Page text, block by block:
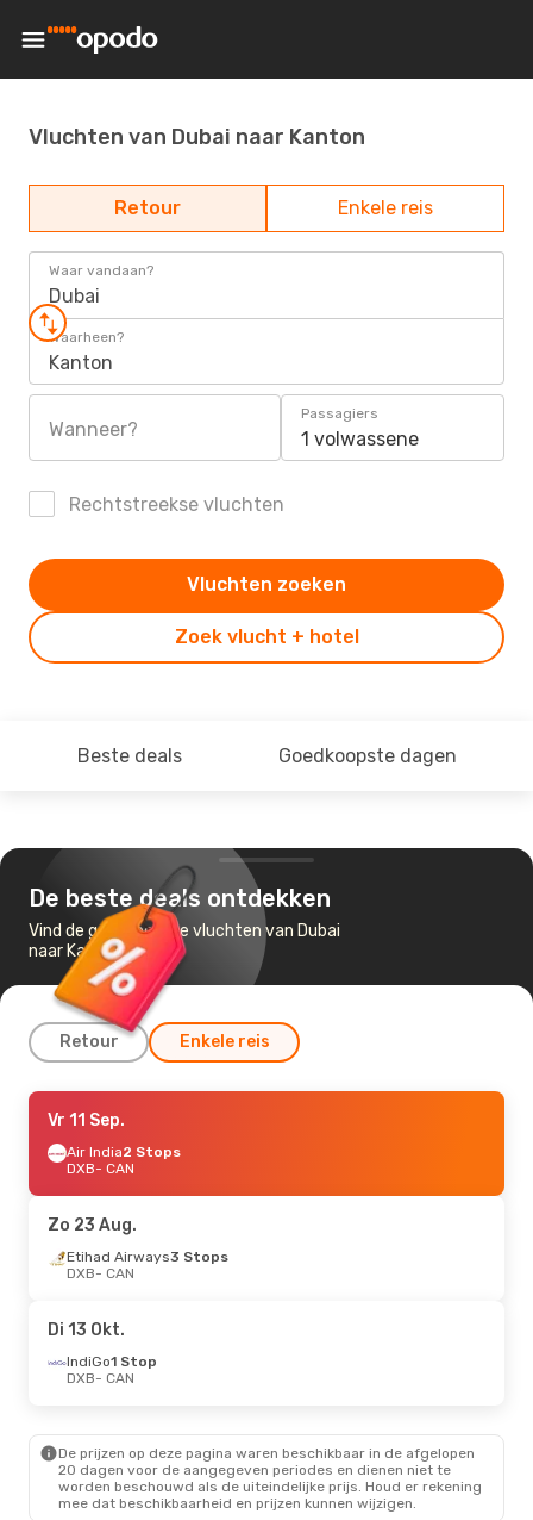
Vluchten van Dubai naar Kanton
Retour Enkele reis
Waar vandaan?
Dubai
Waarheen?
Kanton
Wanneer?
Passagiers
1 volwassene
Rechtstreekse vluchten
Zoek vlucht + hotel
Vluchten zoeken
Beste deals Goedkoopste dagen
De beste deals ontdekken
Vind de goedkoopste vluchten van Dubai
naar Kanton
Retour Enkele reis
Zo 23 Aug.
Etihad Airways3 Stops
DXB- CAN
CAN- DXB
Vr 11 Sep.
Air India2 Stops
DXB- CAN
Zo 23 Aug.
Etihad Airways3 Stops
DXB- CAN
Di 13 Okt.
IndiGo1 Stop
DXB- CAN
De prijzen op deze pagina waren beschikbaar in de afgelopen
20 dagen voor de aangegeven periodes en dienen niet te
worden beschouwd als de uiteindelijke prijs. Houd er rekening
mee dat beschikbaarheid en prijzen kunnen wijzigen.